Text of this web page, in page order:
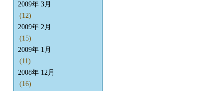
2009年 3月
(12)
2009年 2月
(15)
2009年 1月
(11)
2008年 12月
(16)